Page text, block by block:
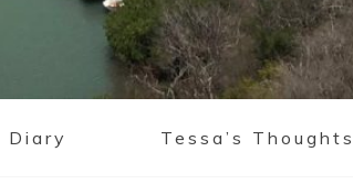
Diary Tessa’s Thoughts